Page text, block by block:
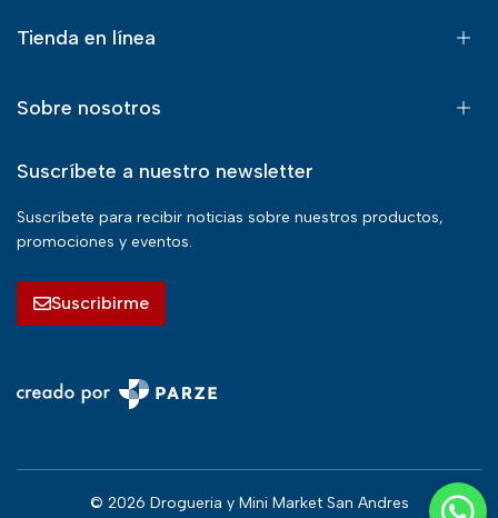
Tienda en línea
Sobre nosotros
Suscríbete a nuestro newsletter
Suscríbete para recibir noticias sobre nuestros productos,
promociones y eventos.
Suscribirme
© 2026 Drogueria y Mini Market San Andres